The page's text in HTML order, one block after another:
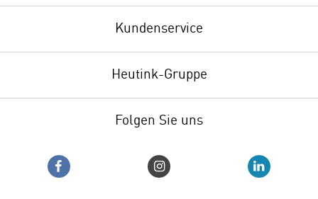
Kundenservice
Heutink-Gruppe
Folgen Sie uns